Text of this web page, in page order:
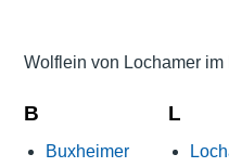
Wolflein von Lochamer
B
Buxheimer
L